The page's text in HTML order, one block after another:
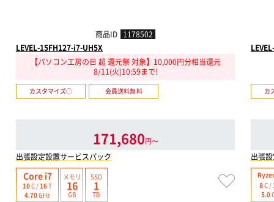
商品ID 1178502
LEVEL-15FH127-i7-UH5X
【パソコン工房の日 超 還元祭 対象】10,000円分相当還元
8/11(火)10:59まで!
カスタマイズ○ 会員送料無料
171,680円〜
出張設定設置サービスパック
Core i7
10C /16T
4.70GHz
メモリ
16
GB
SSD
1
TB
カ
出張
8C /
5.0